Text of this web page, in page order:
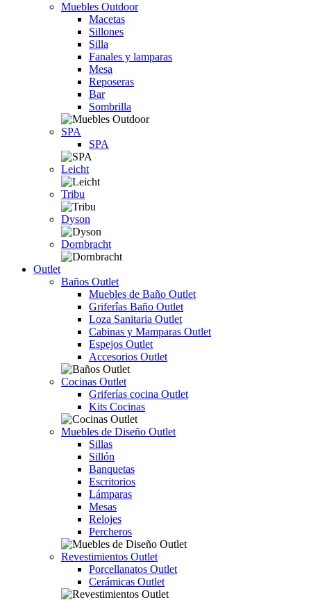
Muebles Outdoor
Macetas
Sillones
Silla
Fanales y lamparas
Mesa
Reposeras
Bar
Sombrilla
SPA
SPA
Leicht
Tribu
Dyson
Dornbracht
Outlet
Baños Outlet
Muebles de Baño Outlet
Griferîas Baño Outlet
Loza Sanitaria Outlet
Cabinas y Mamparas Outlet
Espejos Outlet
Accesorios Outlet
Cocinas Outlet
Griferías cocina Outlet
Kits Cocinas
Muebles de Diseño Outlet
Sillas
Sillón
Banquetas
Escritorios
Lámparas
Mesas
Relojes
Percheros
Revestimientos Outlet
Porcellanatos Outlet
Cerámicas Outlet